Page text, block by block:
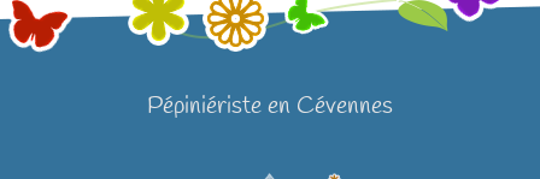
Pépiniériste en Cévennes